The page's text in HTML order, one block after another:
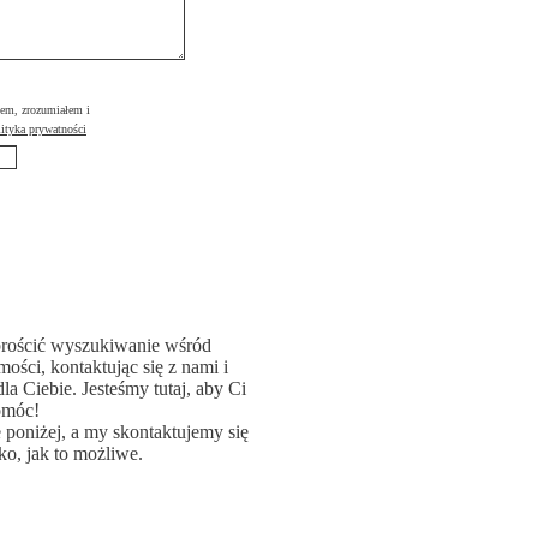
zrozumiałem i
prywatności
wyszukiwanie wśród
kontaktując się z nami i
Ciebie. Jesteśmy tutaj, aby Ci
a my skontaktujemy się
jak to możliwe.